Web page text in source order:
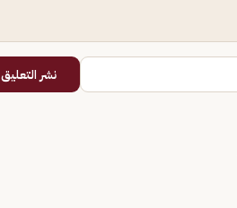
نشر التعليق